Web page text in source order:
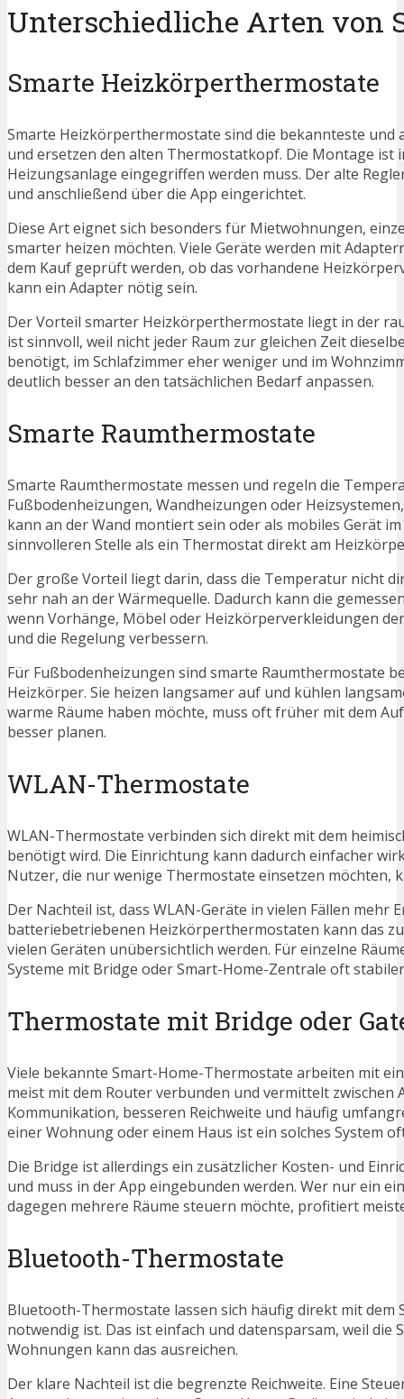
Unterschiedliche Arten von
Smarte Heizkörperthermostate
Smarte Heizkörperthermostate sind die bekannteste
und ersetzen den alten Thermostatkopf. Die Montage ist
Heizungsanlage eingegriffen werden muss. Der alte
und anschließend über die App eingerichtet.
Diese Art eignet sich besonders für Mietwohnungen,
smarter heizen möchten. Viele Geräte werden mit
dem Kauf geprüft werden, ob das vorhandene
kann ein Adapter nötig sein.
Der Vorteil smarter Heizkörperthermostate liegt in der
ist sinnvoll, weil nicht jeder Raum zur gleichen Zeit
benötigt, im Schlafzimmer eher weniger und im
deutlich besser an den tatsächlichen Bedarf anpassen.
Smarte Raumthermostate
Smarte Raumthermostate messen und regeln die
Fußbodenheizungen, Wandheizungen oder
kann an der Wand montiert sein oder als mobiles Gerät
sinnvolleren Stelle als ein Thermostat direkt am
Der große Vorteil liegt darin, dass die Temperatur nicht
sehr nah an der Wärmequelle. Dadurch kann die
wenn Vorhänge, Möbel oder Heizkörperverkleidungen
und die Regelung verbessern.
Für Fußbodenheizungen sind smarte Raumthermostate
Heizkörper. Sie heizen langsamer auf und kühlen
warme Räume haben möchte, muss oft früher mit dem
besser planen.
WLAN-Thermostate
WLAN-Thermostate verbinden sich direkt mit dem
benötigt wird. Die Einrichtung kann dadurch einfacher
Nutzer, die nur wenige Thermostate einsetzen möchten,
Der Nachteil ist, dass WLAN-Geräte in vielen Fällen
batteriebetriebenen Heizkörperthermostaten kann das
vielen Geräten unübersichtlich werden. Für einzelne
Systeme mit Bridge oder Smart-Home-Zentrale oft
Thermostate mit Bridge oder
Viele bekannte Smart-Home-Thermostate arbeiten mit
meist mit dem Router verbunden und vermittelt
Kommunikation, besseren Reichweite und häufig
einer Wohnung oder einem Haus ist ein solches System
Die Bridge ist allerdings ein zusätzlicher Kosten- und
und muss in der App eingebunden werden. Wer nur ein
dagegen mehrere Räume steuern möchte, profitiert
Bluetooth-Thermostate
Bluetooth-Thermostate lassen sich häufig direkt mit dem
notwendig ist. Das ist einfach und datensparsam, weil
Wohnungen kann das ausreichen.
Der klare Nachteil ist die begrenzte Reichweite. Eine